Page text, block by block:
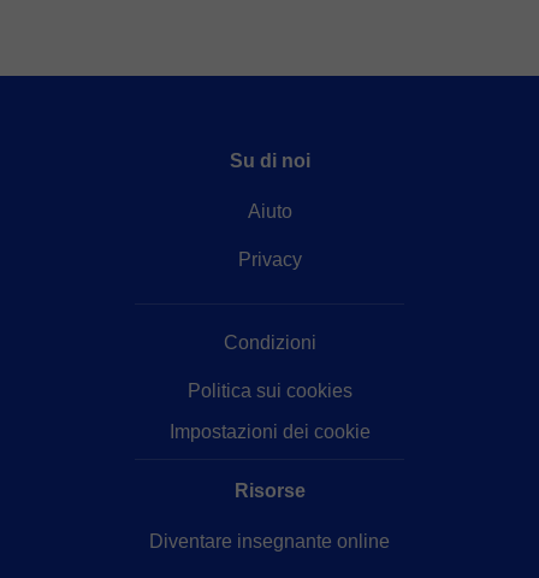
Su di noi
Aiuto
Privacy
Condizioni
Politica sui cookies
Impostazioni dei cookie
Risorse
Diventare insegnante online